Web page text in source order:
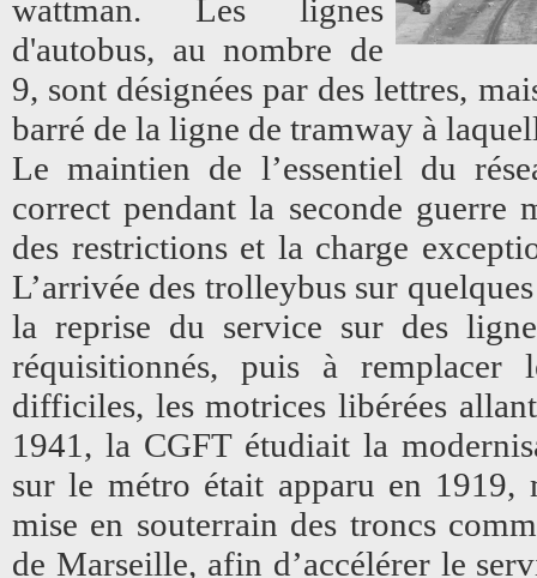
wattman. Les lignes
d'autobus, au nombre de
9, sont désignées par des lettres,
barré de la ligne de tramway à
Le maintien de l’essentiel du
correct pendant la seconde guerre
des restrictions et la charge
L’arrivée des trolleybus sur
la reprise du service sur des
réquisitionnés, puis à remplacer
difficiles, les motrices libérées
1941, la CGFT étudiait la
sur le métro était apparu en 1919,
mise en souterrain des troncs
de Marseille, afin d’accélérer le